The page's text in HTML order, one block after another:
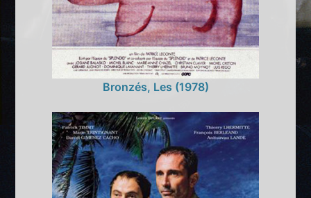
Bronzés, Les (1978)